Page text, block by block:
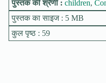
पुस्तक की श्रेणी : children,
पुस्तक का साइज : 5 MB
कुल पृष्ठ : 59